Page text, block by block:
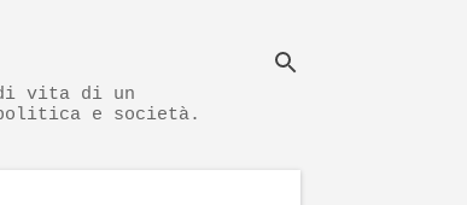
di vita di un
e società.